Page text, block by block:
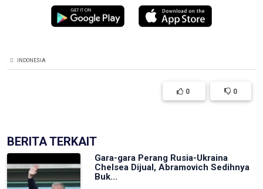
INDONESIA
0 0
BERITA TERKAIT
Gara-gara Perang Rusia-Ukraina
Chelsea Dijual, Abramovich Sedihnya
Buk...